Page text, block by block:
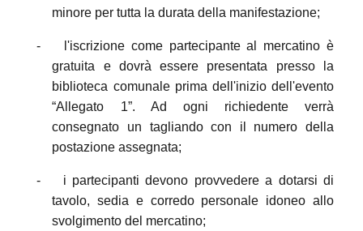
minore per tutta la durata della manifestazione;
-
l'iscrizione come partecipante al mercatino è
gratuita e dovrà essere presentata presso la
biblioteca comunale prima dell'inizio dell'evento
“Allegato 1”. Ad ogni richiedente verrà
consegnato un tagliando con il numero della
postazione assegnata;
-
i partecipanti devono provvedere a dotarsi di
tavolo, sedia e corredo personale idoneo allo
svolgimento del mercatino;